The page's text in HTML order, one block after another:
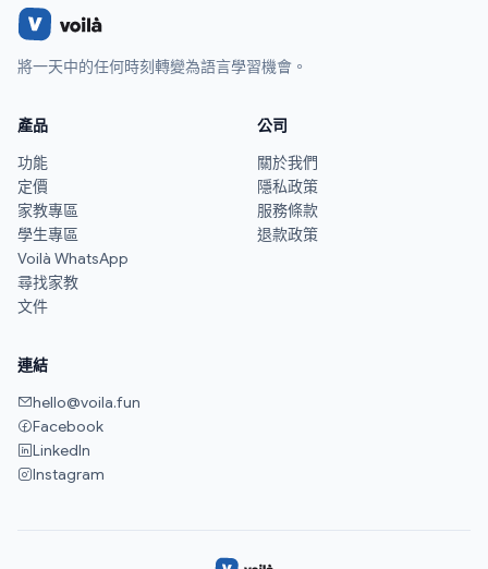
將一天中的任何時刻轉變為語言學習機會。
產品
功能
定價
家教專區
學生專區
Voilà WhatsApp
尋找家教
文件
公司
關於我們
隱私政策
服務條款
退款政策
連結
hello@voila.fun
Facebook
LinkedIn
Instagram